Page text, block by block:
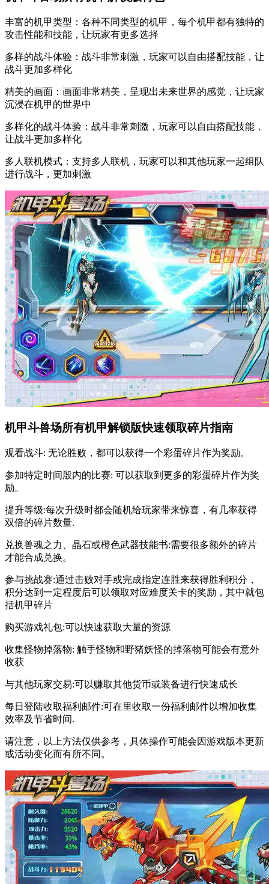
丰富的机甲类型：各种不同类型的机甲，每个机甲都有独特的
攻击性能和技能，让玩家有更多选择
多样的战斗体验：战斗非常刺激，玩家可以自由搭配技能，让
战斗更加多样化
精美的画面：画面非常精美，呈现出未来世界的感觉，让玩家
沉浸在机甲的世界中
多样化的战斗体验：战斗非常刺激，玩家可以自由搭配技能，
让战斗更加多样化
多人联机模式：支持多人联机，玩家可以和其他玩家一起组队
进行战斗，更加刺激
机甲斗兽场所有机甲解锁版快速领取碎片指南
观看战斗: 无论胜败，都可以获得一个彩蛋碎片作为奖励。
参加特定时间殷内的比赛: 可以获取到更多的彩蛋碎片作为奖
励。
提升等级:每次升级时都会随机给玩家带来惊喜，有几率获得
双倍的碎片数量.
兑换兽魂之力、晶石或橙色武器技能书:需要很多额外的碎片
才能合成兑换。
参与挑战赛:通过击败对手或完成指定连胜来获得胜利积分，
积分达到一定程度后可以领取对应难度关卡的奖励，其中就包
括机甲碎片
购买游戏礼包:可以快速获取大量的资源
收集怪物掉落物: 触手怪物和野猪妖怪的掉落物可能会有意外
收获
与其他玩家交易:可以赚取其他货币或装备进行快速成长
每日登陆收取福利邮件:可在里收取一份福利邮件以增加收集
效率及节省时间.
请注意，以上方法仅供参考，具体操作可能会因游戏版本更新
或活动变化而有所不同。